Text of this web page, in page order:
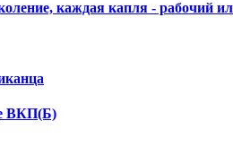
каждая капля - рабочий
ВКП(Б)